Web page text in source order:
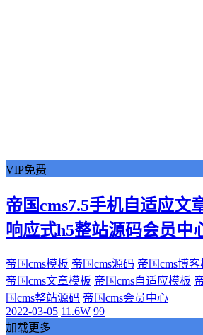
VIP免费
帝国cms7.5手机自适应文
响应式h5整站源码会员中
帝国cms模板 帝国cms源码 帝国cms博客
帝国cms文章模板 帝国cms自适应模板
国cms整站源码 帝国cms会员中心
2022-03-05 11.6W 99
加载更多